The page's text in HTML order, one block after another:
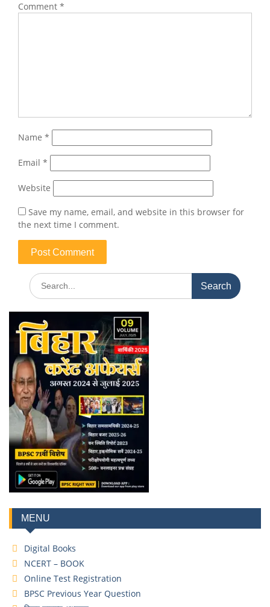
Comment *
Name *
Email *
Website
Save my name, email, and website in this browser for
the next time I comment.
MENU
Digital Books
NCERT – BOOK
Online Test Registration
BPSC Previous Year Question